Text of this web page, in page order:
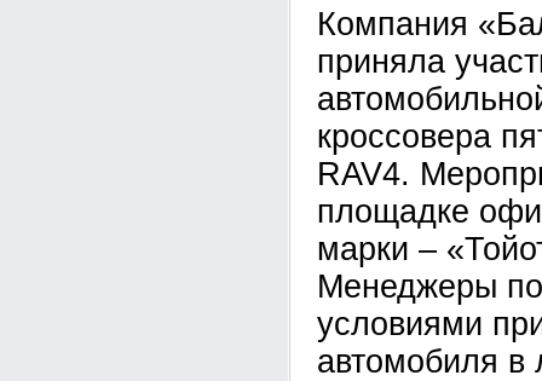
Компания
приняла
кроссовера
RAV4.
площадке
марки –
Менеджеры
условиями
автомобиля в